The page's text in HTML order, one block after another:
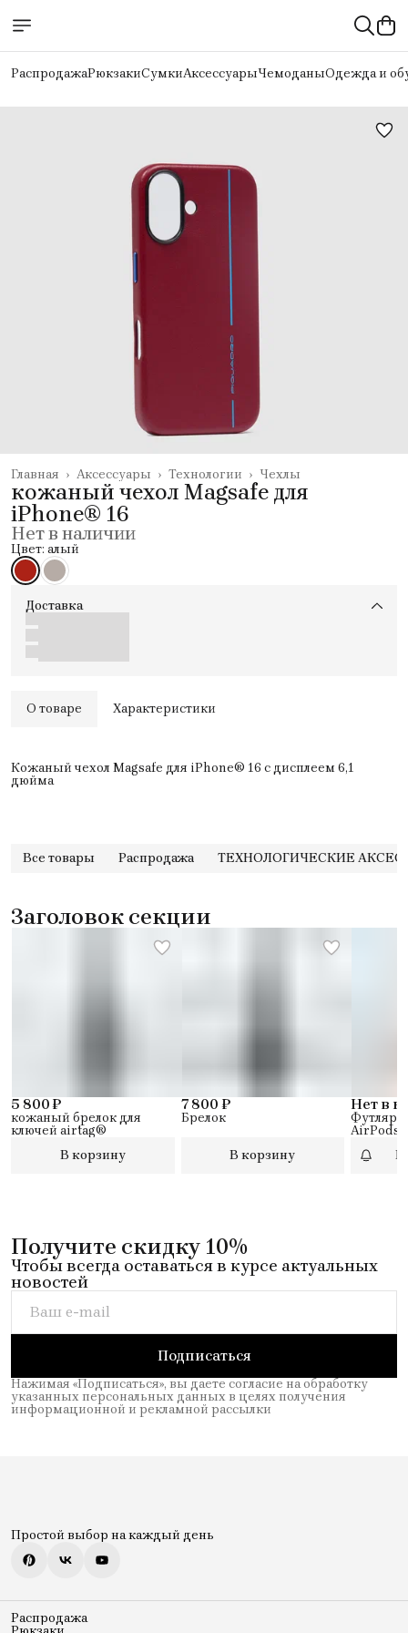
РаспродажаРюкзакиСумкиАксессуарыЧемоданыОдежда и
Чехлы
Технологии ›
Аксессуары ›
Главная ›
кожаный чехол Magsafe для
iPhone® 16
Нет в наличии
Цвет: алый
Доставка
О товаре Характеристики
Кожаный чехол Magsafe для iPhone® 16 с дисплеем 6,1
дюйма
Все товары Распродажа ТЕХНОЛОГИЧЕСКИЕ
Заголовок секции
5 800 ₽
кожаный брелок для
ключей airtag®
В корзину
7 800 ₽
Брелок
В корзину
Нет в
Футляр
AirPods
Получите скидку 10%
Чтобы всегда оставаться в курсе актуальных
новостей
Подписаться
Нажимая «Подписаться», вы даете согласие на обработку
указанных персональных данных в целях получения
информационной и рекламной рассылки
Простой выбор на каждый день
Распродажа